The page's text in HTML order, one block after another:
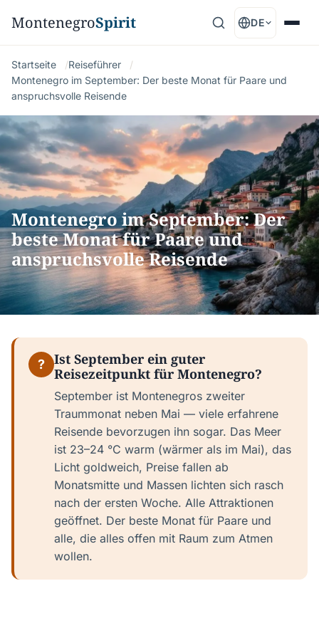
MontenegroSpirit DE
Startseite
Reiseführer
Montenegro im September: Der beste Monat für Paare und
anspruchsvolle Reisende
Montenegro im September: Der
beste Monat für Paare und
anspruchsvolle Reisende
?
Ist September ein guter
Reisezeitpunkt für Montenegro?
September ist Montenegros zweiter
Traummonat neben Mai — viele erfahrene
Reisende bevorzugen ihn sogar. Das Meer
ist 23–24 °C warm (wärmer als im Mai), das
Licht goldweich, Preise fallen ab
Monatsmitte und Massen lichten sich rasch
nach der ersten Woche. Alle Attraktionen
geöffnet. Der beste Monat für Paare und
alle, die alles offen mit Raum zum Atmen
wollen.